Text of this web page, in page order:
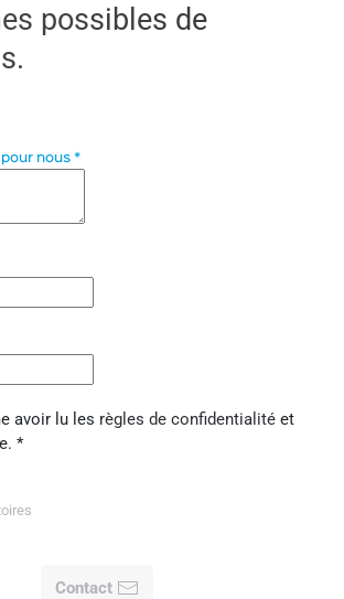
possibles de
nous *
avoir lu les règles de confidentialité et
*
Contact